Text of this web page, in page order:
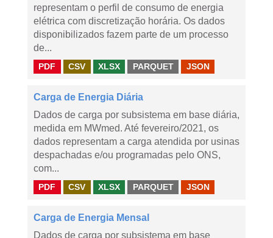
representam o perfil de consumo de energia
elétrica com discretização horária. Os dados
disponibilizados fazem parte de um processo
de...
PDF CSV XLSX PARQUET JSON
Carga de Energia Diária
Dados de carga por subsistema em base diária,
medida em MWmed. Até fevereiro/2021, os
dados representam a carga atendida por usinas
despachadas e/ou programadas pelo ONS,
com...
PDF CSV XLSX PARQUET JSON
Carga de Energia Mensal
Dados de carga por subsistema em base